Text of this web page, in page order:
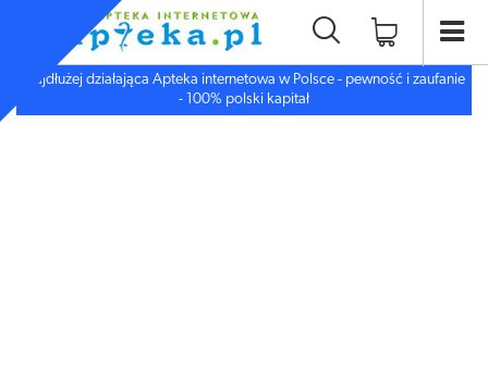
Najdłużej działająca Apteka internetowa w Polsce - pewność i zaufanie
- 100% polski kapitał